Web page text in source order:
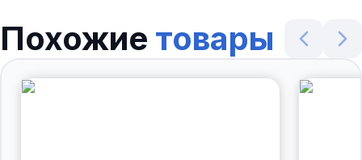
Похожие товары